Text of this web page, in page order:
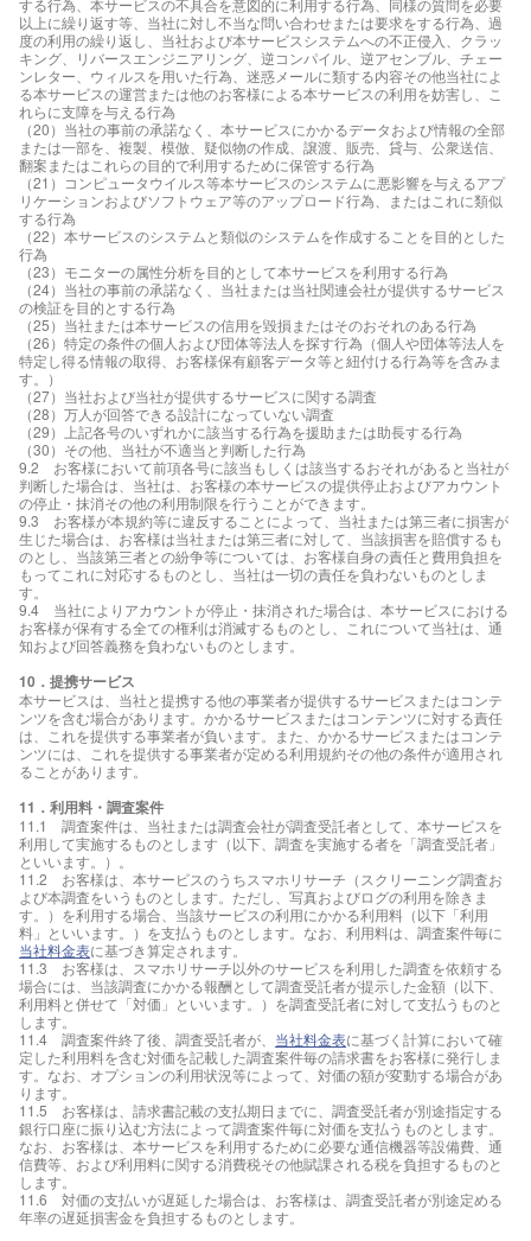
する行為、本サービスの不具合を意図的に利用する行為、同様の質問を必要
以上に繰り返す等、当社に対し不当な問い合わせまたは要求をする行為、過
度の利用の繰り返し、当社および本サービスシステムへの不正侵入、クラッ
キング、リバースエンジニアリング、逆コンパイル、逆アセンブル、チェー
ンレター、ウィルスを用いた行為、迷惑メールに類する内容その他当社によ
る本サービスの運営または他のお客様による本サービスの利用を妨害し、こ
れらに支障を与える行為
（20）当社の事前の承諾なく、本サービスにかかるデータおよび情報の全部
または一部を、複製、模倣、疑似物の作成、譲渡、販売、貸与、公衆送信、
翻案またはこれらの目的で利用するために保管する行為
（21）コンピュータウイルス等本サービスのシステムに悪影響を与えるアプ
リケーションおよびソフトウェア等のアップロード行為、またはこれに類似
する行為
（22）本サービスのシステムと類似のシステムを作成することを目的とした
行為
（23）モニターの属性分析を目的として本サービスを利用する行為
（24）当社の事前の承諾なく、当社または当社関連会社が提供するサービス
の検証を目的とする行為
（25）当社または本サービスの信用を毀損またはそのおそれのある行為
（26）特定の条件の個人および団体等法人を探す行為（個人や団体等法人を
特定し得る情報の取得、お客様保有顧客データ等と紐付ける行為等を含みま
す。）
（27）当社および当社が提供するサービスに関する調査
（28）万人が回答できる設計になっていない調査
（29）上記各号のいずれかに該当する行為を援助または助長する行為
（30）その他、当社が不適当と判断した行為
9.2 お客様において前項各号に該当もしくは該当するおそれがあると当社が
判断した場合は、当社は、お客様の本サービスの提供停止およびアカウント
の停止・抹消その他の利用制限を行うことができます。
9.3 お客様が本規約等に違反することによって、当社または第三者に損害が
生じた場合は、お客様は当社または第三者に対して、当該損害を賠償するも
のとし、当該第三者との紛争等については、お客様自身の責任と費用負担を
もってこれに対応するものとし、当社は一切の責任を負わないものとしま
す。
9.4 当社によりアカウントが停止・抹消された場合は、本サービスにおける
お客様が保有する全ての権利は消滅するものとし、これについて当社は、通
知および回答義務を負わないものとします。
10．提携サービス
本サービスは、当社と提携する他の事業者が提供するサービスまたはコンテ
ンツを含む場合があります。かかるサービスまたはコンテンツに対する責任
は、これを提供する事業者が負います。また、かかるサービスまたはコンテ
ンツには、これを提供する事業者が定める利用規約その他の条件が適用され
ることがあります。
11．利用料・調査案件
11.1 調査案件は、当社または調査会社が調査受託者として、本サービスを
利用して実施するものとします（以下、調査を実施する者を「調査受託者」
といいます。）。
11.2 お客様は、本サービスのうちスマホリサーチ（スクリーニング調査お
よび本調査をいうものとします。ただし、写真およびログの利用を除きま
す。）を利用する場合、当該サービスの利用にかかる利用料（以下「利用
料」といいます。）を支払うものとします。なお、利用料は、調査案件毎に
当社料金表に基づき算定されます。
11.3 お客様は、スマホリサーチ以外のサービスを利用した調査を依頼する
場合には、当該調査にかかる報酬として調査受託者が提示した金額（以下、
利用料と併せて「対価」といいます。）を調査受託者に対して支払うものと
します。
11.4 調査案件終了後、調査受託者が、 当社料金表に基づく計算において確
定した利用料を含む対価を記載した調査案件毎の請求書をお客様に発行しま
す。なお、オプションの利用状況等によって、対価の額が変動する場合があ
ります。
11.5 お客様は、請求書記載の支払期日までに、調査受託者が別途指定する
銀行口座に振り込む方法によって調査案件毎に対価を支払うものとします。
なお、お客様は、本サービスを利用するために必要な通信機器等設備費、通
信費等、および利用料に関する消費税その他賦課される税を負担するものと
します。
11.6 対価の支払いが遅延した場合は、お客様は、調査受託者が別途定める
年率の遅延損害金を負担するものとします。